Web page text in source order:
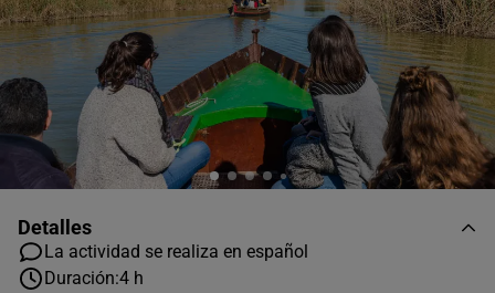
Niño
2-7 años - +
Bebé
0-1 año - +
Detalles
La actividad se realiza en español
Duración:4 h